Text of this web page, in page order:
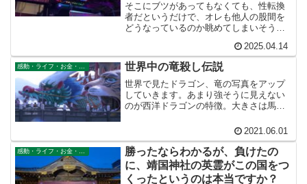
そこにブツがあってもなくても、性転換
者だというだけで、オレも他人の股間を
どうなっているのか眺めてしまいそうで
ません。これから性転換しようとしてい
る人にも、そういう先輩たちの生きたサ
ンプルをじかに見ることができたら、お
おいに参考になるでしょうね。やっぱり
日本の銭湯はゲイ天国なんだろうなあ。
2025.04.14
感動・ライフ・お金・仕事 世界中の竜殺し伝説
世界で見たドラゴン、竜の写真をアップ
していきます。あまり強そうに見えない
のが西洋ドラゴンの特徴。大きさは馬ナ
2021.06.01
感動・ライフ・お金・仕事
勝ったならわかるが、負けたの
に、靖国神社の英霊がこの国をつ
くったというのは本当ですか？